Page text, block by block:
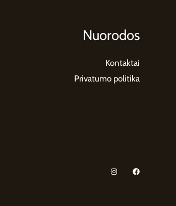
Nuorodos
Kontaktai
Privatumo politika